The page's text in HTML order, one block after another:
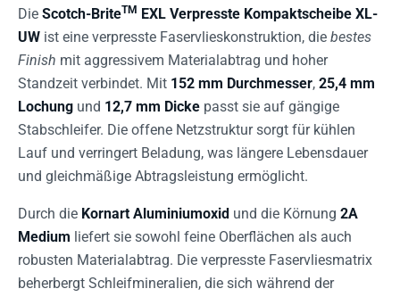
Die Scotch-BriteTM EXL Verpresste Kompaktscheibe XL-
UW ist eine verpresste Faservlieskonstruktion, die bestes
Finish mit aggressivem Materialabtrag und hoher
Standzeit verbindet. Mit 152 mm Durchmesser, 25,4 mm
Lochung und 12,7 mm Dicke passt sie auf gängige
Stabschleifer. Die offene Netzstruktur sorgt für kühlen
Lauf und verringert Beladung, was längere Lebensdauer
und gleichmäßige Abtragsleistung ermöglicht.
Durch die Kornart Aluminiumoxid und die Körnung 2A
Medium liefert sie sowohl feine Oberflächen als auch
robusten Materialabtrag. Die verpresste Faservliesmatrix
beherbergt Schleifmineralien, die sich während der